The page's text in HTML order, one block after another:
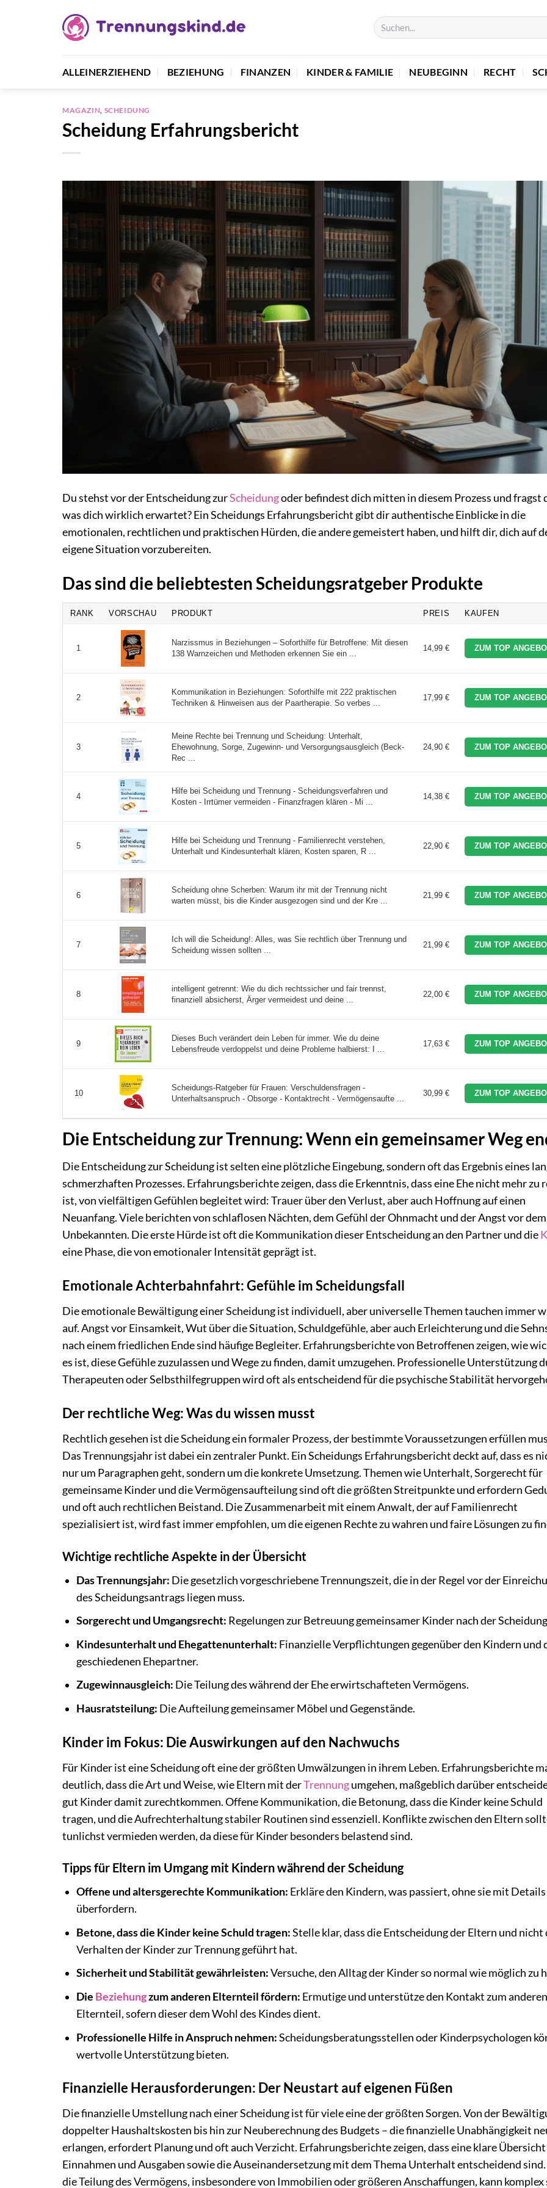
ALLEINERZIEHEND BEZIEHUNG FINANZEN KINDER & FAMILIE NEUBEGINN RECHT
MAGAZIN, SCHEIDUNG
Scheidung Erfahrungsbericht
Du stehst vor der Entscheidung zurScheidungoder befindest dich mitten in diesem Prozess und fragst
was dich wirklich erwartet? Ein Scheidungs Erfahrungsbericht gibt dir authentische Einblicke in die
emotionalen, rechtlichen und praktischen Hürden, die andere gemeistert haben, und hilft dir, dich auf
eigene Situation vorzubereiten.
Das sind die beliebtesten Scheidungsratgeber Produkte
RANK VORSCHAU PRODUKT PREIS KAUFEN
1
Narzissmus in Beziehungen – Soforthilfe für Betroffene: Mit diesen
138 Warnzeichen und Methoden erkennen Sie ein ...
14,99 € ZUM TOP
2
Kommunikation in Beziehungen: Soforthilfe mit 222 praktischen
Techniken & Hinweisen aus der Paartherapie. So verbes ...
17,99 € ZUM TOP
3
Meine Rechte bei Trennung und Scheidung: Unterhalt,
Ehewohnung, Sorge, Zugewinn- und Versorgungsausgleich (Beck-
Rec ...
24,90 € ZUM TOP
4
Hilfe bei Scheidung und Trennung - Scheidungsverfahren und
Kosten - Irrtümer vermeiden - Finanzfragen klären - Mi ...
14,38 € ZUM TOP
5
Hilfe bei Scheidung und Trennung - Familienrecht verstehen,
Unterhalt und Kindesunterhalt klären, Kosten sparen, R ...
22,90 € ZUM TOP
6
Scheidung ohne Scherben: Warum ihr mit der Trennung nicht
warten müsst, bis die Kinder ausgezogen sind und der Kre ...
21,99 € ZUM TOP
7
Ich will die Scheidung!: Alles, was Sie rechtlich über Trennung und
Scheidung wissen sollten ...
21,99 € ZUM TOP
8
intelligent getrennt: Wie du dich rechtssicher und fair trennst,
finanziell absicherst, Ärger vermeidest und deine ...
22,00 € ZUM TOP
9
Dieses Buch verändert dein Leben für immer. Wie du deine
Lebensfreude verdoppelst und deine Probleme halbierst: I ...
17,63 € ZUM TOP
10
Scheidungs-Ratgeber für Frauen: Verschuldensfragen -
Unterhaltsanspruch - Obsorge - Kontaktrecht - Vermögensaufte ...
30,99 € ZUM TOP
Die Entscheidung zur Trennung: Wenn ein gemeinsamer Weg
Die Entscheidung zur Scheidung ist selten eine plötzliche Eingebung, sondern oft das Ergebnis eines
schmerzhaften Prozesses. Erfahrungsberichte zeigen, dass die Erkenntnis, dass eine Ehe nicht mehr zu
ist, von vielfältigen Gefühlen begleitet wird: Trauer über den Verlust, aber auch Hoffnung auf einen
Neuanfang. Viele berichten von schlaflosen Nächten, dem Gefühl der Ohnmacht und der Angst vor dem
Unbekannten. Die erste Hürde ist oft die Kommunikation dieser Entscheidung an den Partner und die
eine Phase, die von emotionaler Intensität geprägt ist.
Emotionale Achterbahnfahrt: Gefühle im Scheidungsfall
Die emotionale Bewältigung einer Scheidung ist individuell, aber universelle Themen tauchen immer
auf. Angst vor Einsamkeit, Wut über die Situation, Schuldgefühle, aber auch Erleichterung und die
nach einem friedlichen Ende sind häufige Begleiter. Erfahrungsberichte von Betroffenen zeigen, wie
es ist, diese Gefühle zuzulassen und Wege zu finden, damit umzugehen. Professionelle Unterstützung
Therapeuten oder Selbsthilfegruppen wird oft als entscheidend für die psychische Stabilität
Der rechtliche Weg: Was du wissen musst
Rechtlich gesehen ist die Scheidung ein formaler Prozess, der bestimmte Voraussetzungen erfüllen
Das Trennungsjahr ist dabei ein zentraler Punkt. Ein Scheidungs Erfahrungsbericht deckt auf, dass es
nur um Paragraphen geht, sondern um die konkrete Umsetzung. Themen wie Unterhalt, Sorgerecht für
gemeinsame Kinder und die Vermögensaufteilung sind oft die größten Streitpunkte und erfordern
und oft auch rechtlichen Beistand. Die Zusammenarbeit mit einem Anwalt, der auf Familienrecht
spezialisiert ist, wird fast immer empfohlen, um die eigenen Rechte zu wahren und faire Lösungen zu
Wichtige rechtliche Aspekte in der Übersicht
Das Trennungsjahr: Die gesetzlich vorgeschriebene Trennungszeit, die in der Regel vor der
des Scheidungsantrags liegen muss.
Sorgerecht und Umgangsrecht: Regelungen zur Betreuung gemeinsamer Kinder nach der
Kindesunterhalt und Ehegattenunterhalt: Finanzielle Verpflichtungen gegenüber den Kindern und
geschiedenen Ehepartner.
Zugewinnausgleich: Die Teilung des während der Ehe erwirtschafteten Vermögens.
Hausratsteilung: Die Aufteilung gemeinsamer Möbel und Gegenstände.
Kinder im Fokus: Die Auswirkungen auf den Nachwuchs
Für Kinder ist eine Scheidung oft eine der größten Umwälzungen in ihrem Leben. Erfahrungsberichte
deutlich, dass die Art und Weise, wie Eltern mit derTrennungumgehen, maßgeblich darüber
gut Kinder damit zurechtkommen. Offene Kommunikation, die Betonung, dass die Kinder keine Schuld
tragen, und die Aufrechterhaltung stabiler Routinen sind essenziell. Konflikte zwischen den Eltern
tunlichst vermieden werden, da diese für Kinder besonders belastend sind.
Tipps für Eltern im Umgang mit Kindern während der Scheidung
Offene und altersgerechte Kommunikation: Erkläre den Kindern, was passiert, ohne sie mit Details
überfordern.
Betone, dass die Kinder keine Schuld tragen:Stelle klar, dass die Entscheidung der Eltern und nicht
Verhalten der Kinder zur Trennung geführt hat.
Sicherheit und Stabilität gewährleisten:Versuche, den Alltag der Kinder so normal wie möglich zu
Die Beziehungzum anderen Elternteil fördern: Ermutige und unterstütze den Kontakt zum anderen
Elternteil, sofern dieser dem Wohl des Kindes dient.
Professionelle Hilfe in Anspruch nehmen:Scheidungsberatungsstellen oder Kinderpsychologen
wertvolle Unterstützung bieten.
Finanzielle Herausforderungen: Der Neustart auf eigenen Füßen
Die finanzielle Umstellung nach einer Scheidung ist für viele eine der größten Sorgen. Von der
doppelter Haushaltskosten bis hin zur Neuberechnung des Budgets – die finanzielle Unabhängigkeit
erlangen, erfordert Planung und oft auch Verzicht. Erfahrungsberichte zeigen, dass eine klare
Einnahmen und Ausgaben sowie die Auseinandersetzung mit dem Thema Unterhalt entscheidend
die Teilung des Vermögens, insbesondere von Immobilien oder größeren Anschaffungen, kann komplex